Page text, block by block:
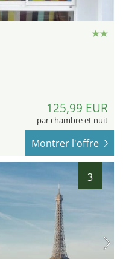
125,99 EUR
par chambre et nuit
Montrer l'offre
3